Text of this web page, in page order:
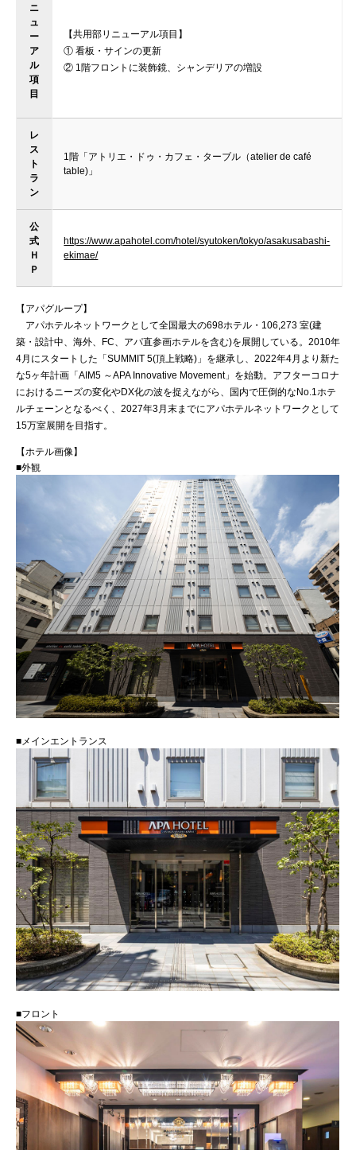
ニ
ュ
ー
ア
ル
項
目
【共用部リニューアル項目】
① 看板・サインの更新
② 1階フロントに装飾鏡、シャンデリアの増設
レ
ス
ト
ラ
ン
1階「アトリエ・ドゥ・カフェ・ターブル（atelier de café
table)」
公
式
Ｈ
Ｐ
https://www.apahotel.com/hotel/syutoken/tokyo/asakusabashi-
ekimae/
【アパグループ】
アパホテルネットワークとして全国最大の698ホテル・106,273 室(建
築・設計中、海外、FC、アパ直参画ホテルを含む)を展開している。2010年
4月にスタートした「SUMMIT 5(頂上戦略)」を継承し、2022年4月より新た
な5ヶ年計画「AIM5 ～APA Innovative Movement」を始動。アフターコロナ
におけるニーズの変化やDX化の波を捉えながら、国内で圧倒的なNo.1ホテ
ルチェーンとなるべく、2027年3月末までにアパホテルネットワークとして
15万室展開を目指す。
【ホテル画像】
■外観
■メインエントランス
■フロント